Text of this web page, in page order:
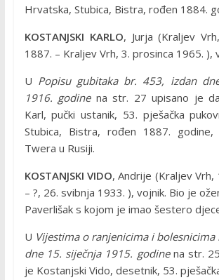
Hrvatska, Stubica, Bistra, rođen 1884.
KOSTANJSKI KARLO, Jurja (Kraljev
1887. – Kraljev Vrh, 3. prosinca 1965. ),
U Popisu gubitaka br. 453, izdan
1916. godinena str. 27 upisano je
Karl, pučki ustanik, 53. pješačka
Stubica, Bistra, rođen 1887. godine,
Twera u Rusiji.
KOSTANJSKI VIDO, Andrije (Kraljev Vrh,
– ?, 26. svibnja 1933. ), vojnik. Bio je
Paverlišak s kojom je imao šestero
U Vijestima o ranjenicima i bolesnicima
dne 15. siječnja 1915. godinena str.
je Kostanjski Vido, desetnik, 53.